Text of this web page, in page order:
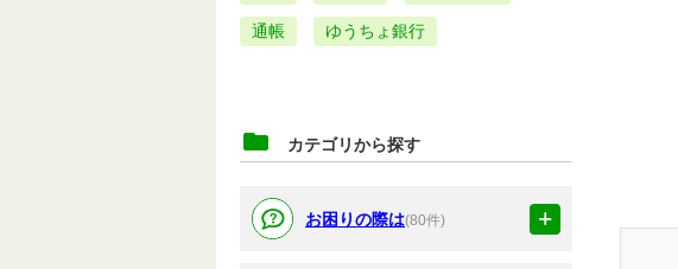
通帳 ゆうちょ銀行
カテゴリから探す
お困りの際は(80件)